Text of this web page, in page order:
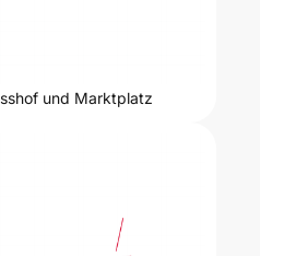
und Marktplatz